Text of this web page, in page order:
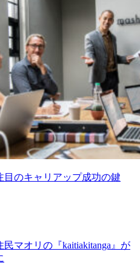
目のキャリアップ成功の鍵
マオリの『kaitiakitanga』が